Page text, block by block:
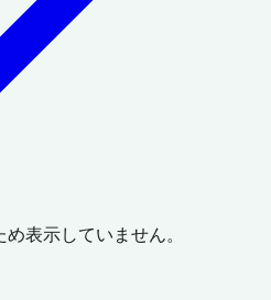
表示していません。